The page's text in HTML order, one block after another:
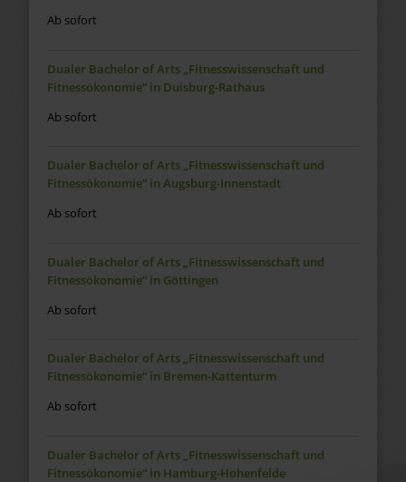
Ab sofort
Dualer Bachelor of Arts „Fitnesswissenschaft und
Fitnessökonomie“ in Duisburg-Rathaus
Ab sofort
Dualer Bachelor of Arts „Fitnesswissenschaft und
Fitnessökonomie“ in Augsburg-Innenstadt
Ab sofort
Dualer Bachelor of Arts „Fitnesswissenschaft und
Fitnessökonomie“ in Göttingen
Ab sofort
Dualer Bachelor of Arts „Fitnesswissenschaft und
Fitnessökonomie“ in Bremen-Kattenturm
Ab sofort
Dualer Bachelor of Arts „Fitnesswissenschaft und
Fitnessökonomie“ in Hamburg-Hohenfelde